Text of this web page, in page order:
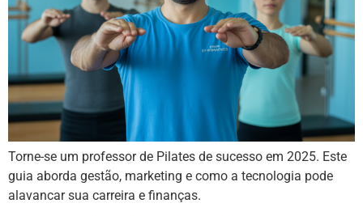
Torne-se um professor de Pilates de sucesso em 2025. Este
guia aborda gestão, marketing e como a tecnologia pode
alavancar sua carreira e finanças.